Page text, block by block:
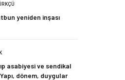
yeniden inşası
asabiyesi ve sendikal
dönem, duygular